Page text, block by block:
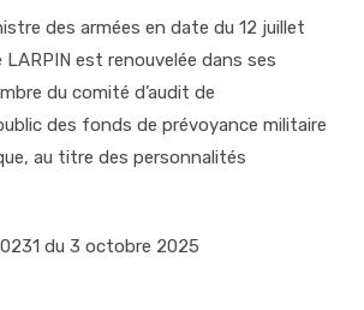
des armées en date du 12 juillet
LARPIN est renouvelée dans ses
du comité d’audit de
des fonds de prévoyance militaire
au titre des personnalités
du 3 octobre 2025